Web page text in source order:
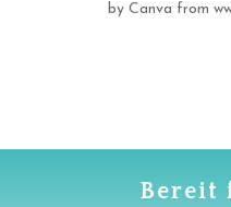
by Canva from
Bereit